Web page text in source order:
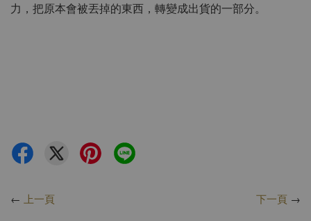
力，把原本會被丟掉的東西，轉變成出貨的一部分。
← 上一頁 下一頁 →